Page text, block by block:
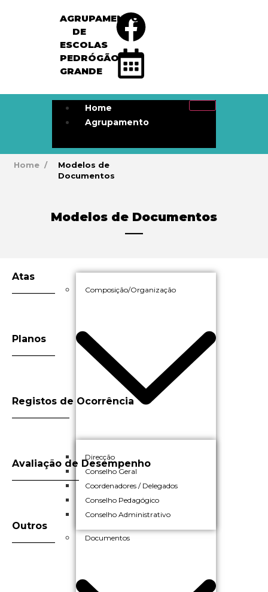
AGRUPAMENTO
DE
ESCOLAS
PEDRÓGÃO
GRANDE
Home
Agrupamento
Composição/Organização
Direcção
Conselho Geral
Coordenadores / Delegados
Conselho Pedagógico
Conselho Administrativo
Documentos
Home /
Modelos de
Documentos
Modelos de Documentos
___
Atas
Planos
Registos de Ocorrência
Avaliação de Desempenho
______________
Outros